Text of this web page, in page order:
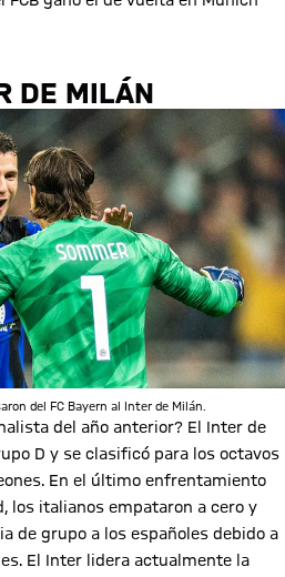
DE MILÁN
del FC Bayern al Inter de Milán.
del año anterior? El Inter de
D y se clasificó para los octavos
En el último enfrentamiento
los italianos empataron a cero y
de grupo a los españoles debido a
El Inter lidera actualmente la